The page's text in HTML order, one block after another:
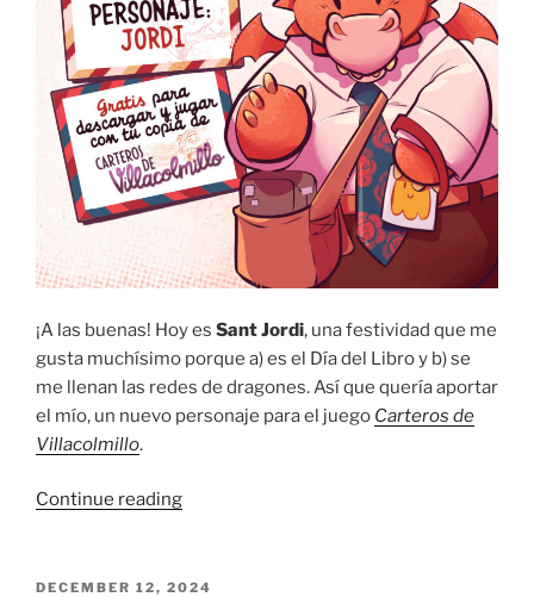
¡A las buenas! Hoy es Sant Jordi, una festividad que me
gusta muchísimo porque a) es el Día del Libro y b) se
me llenan las redes de dragones. Así que quería aportar
el mío, un nuevo personaje para el juego Carteros de
Villacolmillo.
Continue reading“Nuevo
Carteros
POSTED
DECEMBER 12, 2024